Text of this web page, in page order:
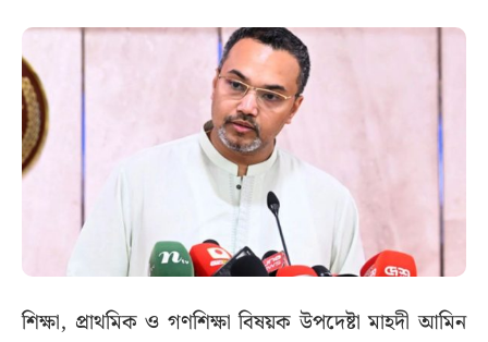
শিক্ষা, প্রাথমিক ও গণশিক্ষা বিষয়ক উপদেষ্টা মাহদী আমিন